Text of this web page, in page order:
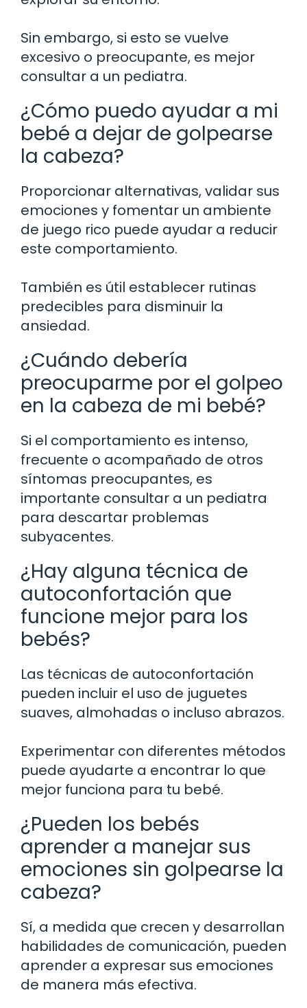
Sin embargo, si esto se vuelve
excesivo o preocupante, es mejor
consultar a un pediatra.
¿Cómo puedo ayudar a mi
bebé a dejar de golpearse
la cabeza?
Proporcionar alternativas, validar sus
emociones y fomentar un ambiente
de juego rico puede ayudar a reducir
este comportamiento.
También es útil establecer rutinas
predecibles para disminuir la
ansiedad.
¿Cuándo debería
preocuparme por el golpeo
en la cabeza de mi bebé?
Si el comportamiento es intenso,
frecuente o acompañado de otros
síntomas preocupantes, es
importante consultar a un pediatra
para descartar problemas
subyacentes.
¿Hay alguna técnica de
autoconfortación que
funcione mejor para los
bebés?
Las técnicas de autoconfortación
pueden incluir el uso de juguetes
suaves, almohadas o incluso abrazos.
Experimentar con diferentes métodos
puede ayudarte a encontrar lo que
mejor funciona para tu bebé.
¿Pueden los bebés
aprender a manejar sus
emociones sin golpearse la
cabeza?
Sí, a medida que crecen y desarrollan
habilidades de comunicación, pueden
aprender a expresar sus emociones
de manera más efectiva.